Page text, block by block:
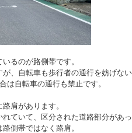
るのが路側帯です。
、自転車も歩行者の通行を妨げな
は自転車の通行も禁止です。
肩があります。
ていて、区分された道路部分があ
側帯ではなく路肩。